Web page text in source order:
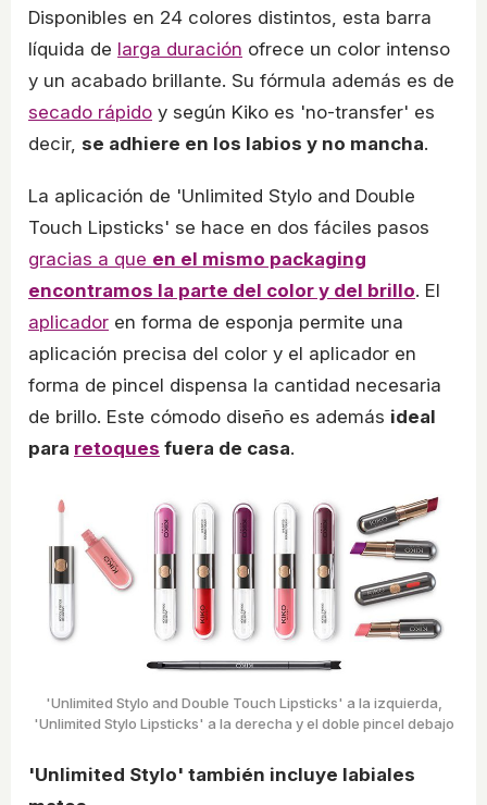
Disponibles en 24 colores distintos, esta barra
líquida de larga duración ofrece un color intenso
y un acabado brillante. Su fórmula además es de
secado rápido y según Kiko es 'no-transfer' es
decir, se adhiere en los labios y no mancha.
La aplicación de 'Unlimited Stylo and Double
Touch Lipsticks' se hace en dos fáciles pasos
gracias a que en el mismo packaging
encontramos la parte del color y del brillo. El
aplicador en forma de esponja permite una
aplicación precisa del color y el aplicador en
forma de pincel dispensa la cantidad necesaria
de brillo. Este cómodo diseño es además ideal
para retoques fuera de casa.
'Unlimited Stylo and Double Touch Lipsticks' a la izquierda,
'Unlimited Stylo Lipsticks' a la derecha y el doble pincel debajo
'Unlimited Stylo' también incluye labiales